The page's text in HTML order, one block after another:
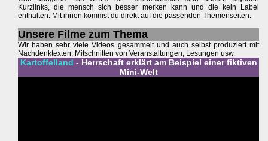
Kurzlinks, die mensch sich besser merken kann und die kein Label
enthalten. Mit ihnen kommst du direkt auf die passenden Themenseiten.
Unsere Filme zum Thema
Wir haben sehr viele Videos gesammelt und auch selbst produziert mit
Nachdenktexten, Mitschnitten von Veranstaltungen, Lesungen usw.
Kartoffelland - Herrschaft erklärt am Beispiel einer fiktiven
Mini-Welt